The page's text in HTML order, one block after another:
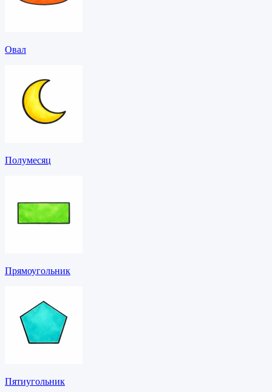
Овал
Полумесяц
Прямоугольник
Пятиугольник